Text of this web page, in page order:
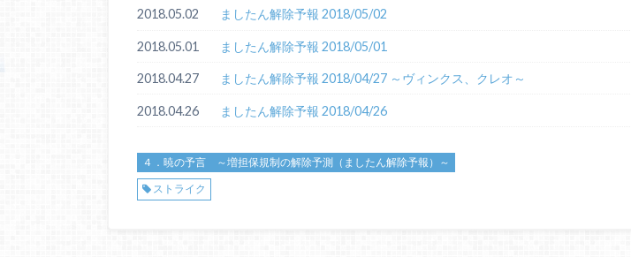
2018.05.02 ましたん解除予報 2018/05/02
2018.05.01 ましたん解除予報 2018/05/01
2018.04.27 ましたん解除予報 2018/04/27 ～ヴィンクス、クレオ～
2018.04.26 ましたん解除予報 2018/04/26
４．暁の予言 ～増担保規制の解除予測（ましたん解除予報）～
ストライク